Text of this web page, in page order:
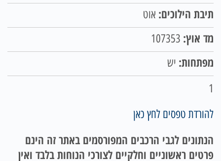
תיבת הילוכים: אוט
מד אוץ:
מפתחות: יש
1
להורדת טפסים לחץ כאן
הנתונים לגבי הרכבים המפורסמים באתר זה הינם
פרטים ראשוניים וחלקיים לצורכי הנוחות בלבד ואין